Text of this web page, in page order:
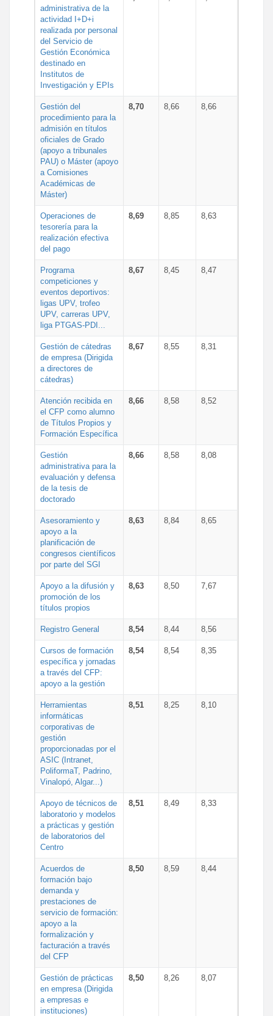
administrativa de la
actividad I+D+i
realizada por personal
del Servicio de
Gestión Económica
destinado en
Institutos de
Investigación y EPIs
Gestión del
procedimiento para la
admisión en títulos
oficiales de Grado
(apoyo a tribunales
PAU) o Máster (apoyo
a Comisiones
Académicas de
Máster)
8,70 8,66 8,66
Operaciones de
tesorería para la
realización efectiva
del pago
8,69 8,85 8,63
Programa
competiciones y
eventos deportivos:
ligas UPV, trofeo
UPV, carreras UPV,
liga PTGAS-PDI...
8,67 8,45 8,47
Gestión de cátedras
de empresa (Dirigida
a directores de
cátedras)
8,67 8,55 8,31
Atención recibida en
el CFP como alumno
de Títulos Propios y
Formación Específica
8,66 8,58 8,52
Gestión
administrativa para la
evaluación y defensa
de la tesis de
doctorado
8,66 8,58 8,08
Asesoramiento y
apoyo a la
planificación de
congresos científicos
por parte del SGI
8,63 8,84 8,65
Apoyo a la difusión y
promoción de los
títulos propios
8,63 8,50 7,67
Registro General 8,54 8,44 8,56
Cursos de formación
específica y jornadas
a través del CFP:
apoyo a la gestión
8,54 8,54 8,35
Herramientas
informáticas
corporativas de
gestión
proporcionadas por el
ASIC (Intranet,
PoliformaT, Padrino,
Vinalopó, Algar...)
8,51 8,25 8,10
Apoyo de técnicos de
laboratorio y modelos
a prácticas y gestión
de laboratorios del
Centro
8,51 8,49 8,33
Acuerdos de
formación bajo
demanda y
prestaciones de
servicio de formación:
apoyo a la
formalización y
facturación a través
del CFP
8,50 8,59 8,44
Gestión de prácticas
en empresa (Dirigida
a empresas e
instituciones)
8,50 8,26 8,07